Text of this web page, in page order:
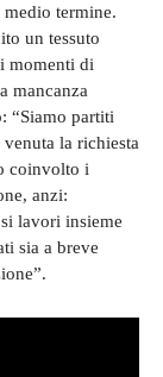
termine.
un tessuto
momenti di
mancanza
“Siamo partiti
la richiesta
coinvolto i
anzi:
lavori insieme
sia a breve